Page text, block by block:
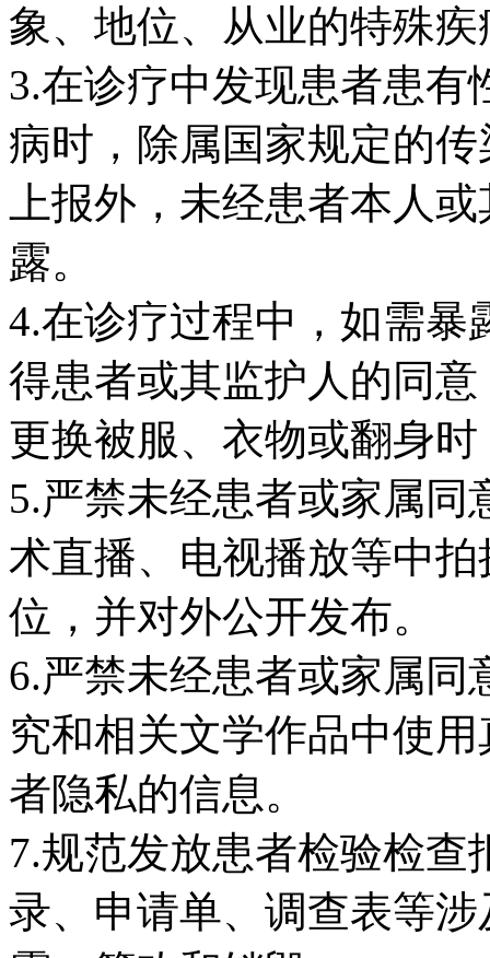
象、地位、从业的特殊
3.在诊疗中发现患者患
病时，除属国家规定的
上报外，未经患者本人
露。
4.在诊疗过程中，如需暴
得患者或其监护人的同
更换被服、衣物或翻身
5.严禁未经患者或家属
术直播、电视播放等中
位，并对外公开发布。
6.严禁未经患者或家属
究和相关文学作品中使
者隐私的信息。
7.规范发放患者检验检
录、申请单、调查表等